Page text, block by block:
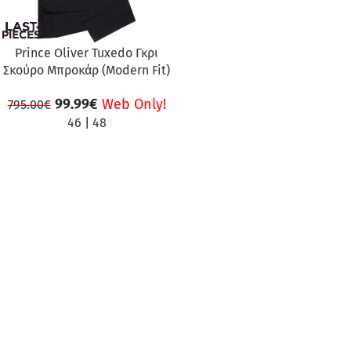
Prince Oliver Tuxedo Γκρι
Σκούρο Μπροκάρ (Modern Fit)
795.00€ 99.99€ Web Only!
46 48